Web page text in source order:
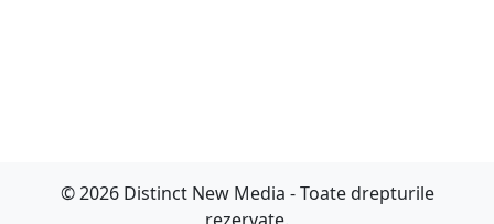
© 2026 Distinct New Media - Toate drepturile